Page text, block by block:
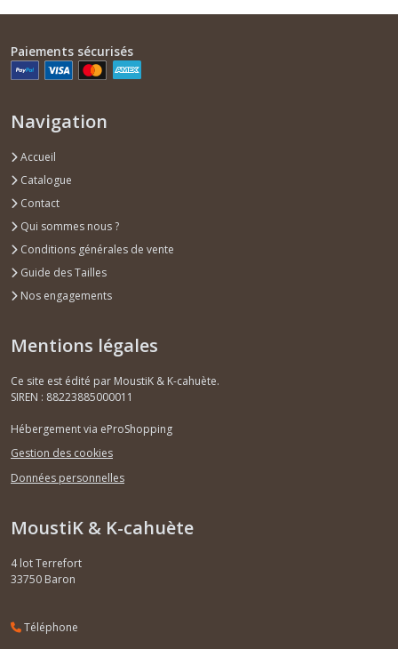
Etuis
lunettes
Afficher
les
résultats
Paiements sécurisés
Navigation
Accueil
Catalogue
Contact
Qui sommes nous ?
Conditions générales de vente
Guide des Tailles
Nos engagements
Mentions légales
Ce site est édité par MoustiK & K-cahuète.
SIREN : 88223885000011
Hébergement via eProShopping
Gestion des cookies
Données personnelles
MoustiK & K-cahuète
4 lot Terrefort
33750 Baron
Téléphone